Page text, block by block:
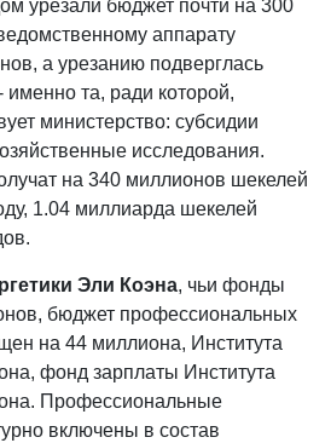
урезали бюджет почти на 300
аппарату
а урезанию подверглась
именно та, ради которой,
министерство: субсидии
исследования.
на 340 миллионов шекелей
1.04 миллиарда шекелей
Эли Коэна, чьи фонды
бюджет профессиональных
на 44 миллиона, Института
фонд зарплаты Института
Профессиональные
включены в состав